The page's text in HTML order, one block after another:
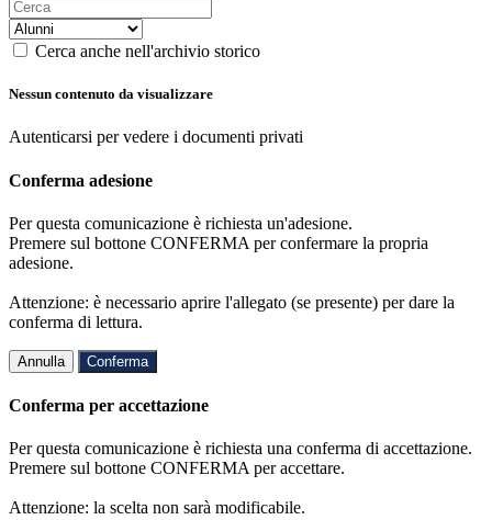
Cerca anche nell'archivio storico
Nessun contenuto da visualizzare
Autenticarsi per vedere i documenti privati
Conferma adesione
Per questa comunicazione è richiesta un'adesione.
Premere sul bottone CONFERMA per confermare la propria
adesione.
Attenzione: è necessario aprire l'allegato (se presente) per dare la
conferma di lettura.
Annulla Conferma
Conferma per accettazione
Per questa comunicazione è richiesta una conferma di accettazione.
Premere sul bottone CONFERMA per accettare.
Attenzione: la scelta non sarà modificabile.